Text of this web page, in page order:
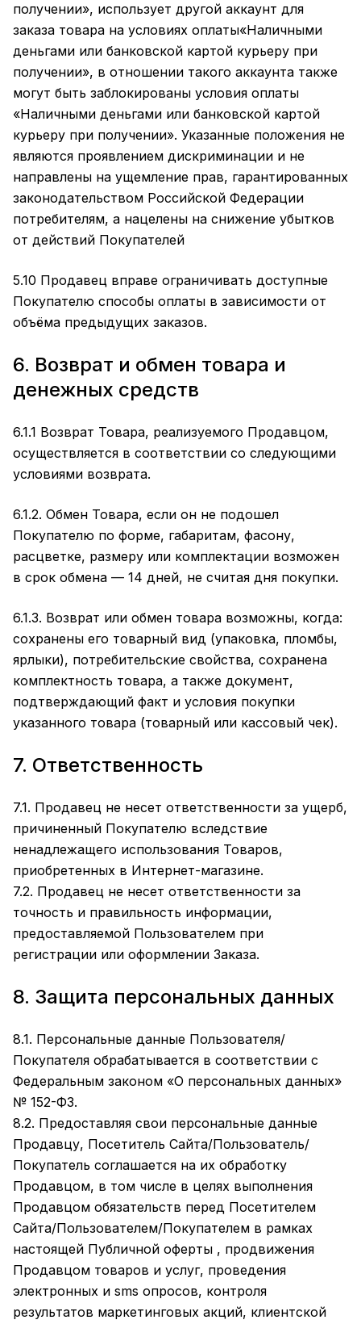
получении», использует другой аккаунт для
заказа товара на условиях оплаты«Наличными
деньгами или банковской картой курьеру при
получении», в отношении такого аккаунта также
могут быть заблокированы условия оплаты
«Наличными деньгами или банковской картой
курьеру при получении». Указанные положения не
являются проявлением дискриминации и не
направлены на ущемление прав, гарантированных
законодательством Российской Федерации
потребителям, а нацелены на снижение убытков
от действий Покупателей
5.10 Продавец вправе ограничивать доступные
Покупателю способы оплаты в зависимости от
объёма предыдущих заказов.
6. Возврат и обмен товара и
денежных средств
6.1.1 Возврат Товара, реализуемого Продавцом,
осуществляется в соответствии со следующими
условиями возврата.
6.1.2. Обмен Товара, если он не подошел
Покупателю по форме, габаритам, фасону,
расцветке, размеру или комплектации возможен
в срок обмена — 14 дней, не считая дня покупки.
6.1.3. Возврат или обмен товара возможны, когда:
сохранены его товарный вид (упаковка, пломбы,
ярлыки), потребительские свойства, сохранена
комплектность товара, а также документ,
подтверждающий факт и условия покупки
указанного товара (товарный или кассовый чек).
7. Ответственность
7.1. Продавец не несет ответственности за ущерб,
причиненный Покупателю вследствие
ненадлежащего использования Товаров,
приобретенных в Интернет-магазине.
7.2. Продавец не несет ответственности за
точность и правильность информации,
предоставляемой Пользователем при
регистрации или оформлении Заказа.
8. Защита персональных данных
8.1. Персональные данные Пользователя/
Покупателя обрабатывается в соответствии с
Федеральным законом «О персональных данных»
№ 152-ФЗ.
8.2. Предоставляя свои персональные данные
Продавцу, Посетитель Сайта/Пользователь/
Покупатель соглашается на их обработку
Продавцом, в том числе в целях выполнения
Продавцом обязательств перед Посетителем
Сайта/Пользователем/Покупателем в рамках
настоящей Публичной оферты , продвижения
Продавцом товаров и услуг, проведения
электронных и sms опросов, контроля
результатов маркетинговых акций, клиентской